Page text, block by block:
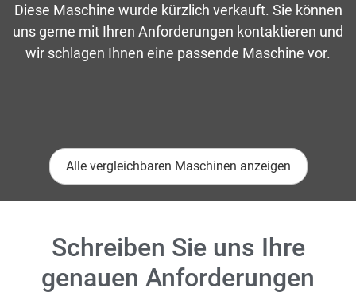
Diese Maschine wurde kürzlich verkauft. Sie können
uns gerne mit Ihren Anforderungen kontaktieren und
wir schlagen Ihnen eine passende Maschine vor.
Alle vergleichbaren Maschinen anzeigen
Schreiben Sie uns Ihre
genauen Anforderungen